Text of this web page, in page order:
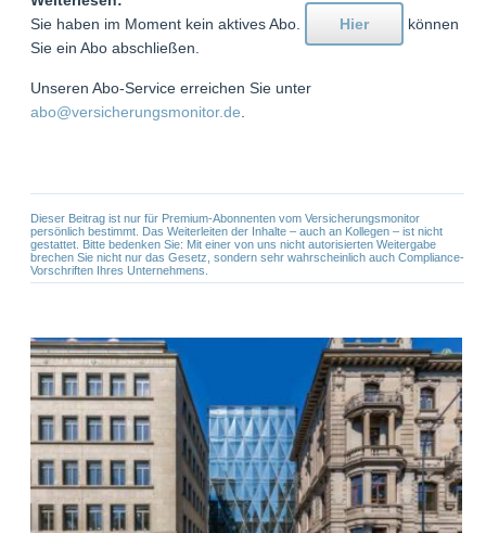
Sie haben im Moment kein aktives Abo.
Hier
können
Sie ein Abo abschließen.
Unseren Abo-Service erreichen Sie unter
abo@versicherungsmonitor.de
Dieser Beitrag ist nur für Premium-Abonnenten vom Versicherungsmonitor
persönlich bestimmt. Das Weiterleiten der Inhalte – auch an Kollegen – ist nicht
gestattet. Bitte bedenken Sie: Mit einer von uns nicht autorisierten Weitergabe
brechen Sie nicht nur das Gesetz, sondern sehr wahrscheinlich auch Compliance-
Vorschriften Ihres Unternehmens.